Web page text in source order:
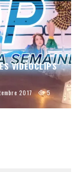
VIDÉOCLIPS
2017 5